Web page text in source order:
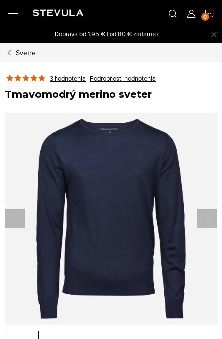
obsah
Doprava od 1.95 € | od 80 € zadarmo
Svetre
3 hodnotenia Podrobnosti hodnotenia
Tmavomodrý merino sveter